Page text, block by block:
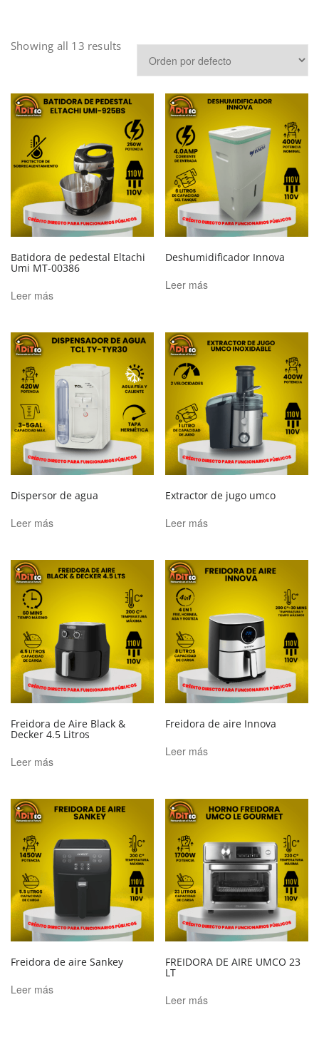
Showing all 13 results
Batidora de pedestal Eltachi
Umi MT-00386
Leer más
Deshumidificador Innova
Leer más
Dispersor de agua
Leer más
Extractor de jugo umco
Leer más
Freidora de Aire Black &
Decker 4.5 Litros
Leer más
Freidora de aire Innova
Leer más
Freidora de aire Sankey
Leer más
FREIDORA DE AIRE UMCO 23
LT
Leer más